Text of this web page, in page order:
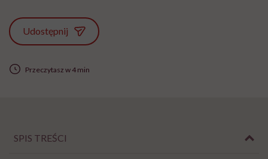
Udostępnij
Przeczytasz w 4 min
SPIS TREŚCI